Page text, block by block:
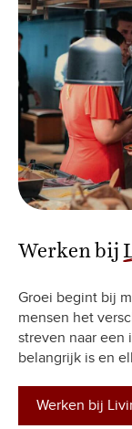
Werken bij
Groei begint bij
mensen het
streven naar een
belangrijk is en
Werken bij